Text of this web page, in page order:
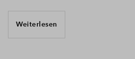
Weiterlesen